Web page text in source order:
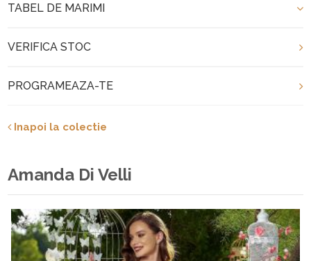
TABEL DE MARIMI
VERIFICA STOC
PROGRAMEAZA-TE
Inapoi la colectie
Amanda Di Velli